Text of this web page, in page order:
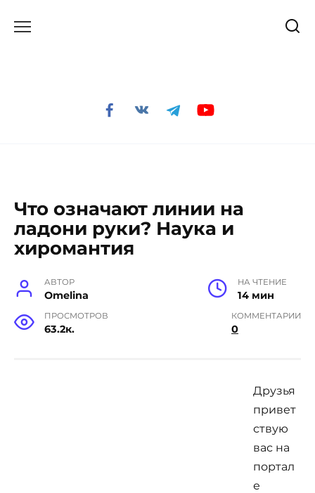
Что означают линии на
ладони руки? Наука и
хиромантия
АВТОР
Omelina
НА ЧТЕНИЕ
14 мин
ПРОСМОТРОВ
63.2к.
КОММЕНТАРИИ
0
Друзья
привет
ствую
вас на
портал
е